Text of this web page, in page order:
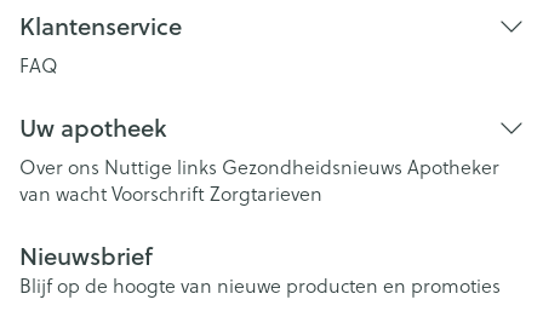
Klantenservice
FAQ
Uw apotheek
Over ons Nuttige links Gezondheidsnieuws Apotheker
van wachtVoorschriftZorgtarieven
Nieuwsbrief
Blijf op de hoogte van nieuwe producten en promoties